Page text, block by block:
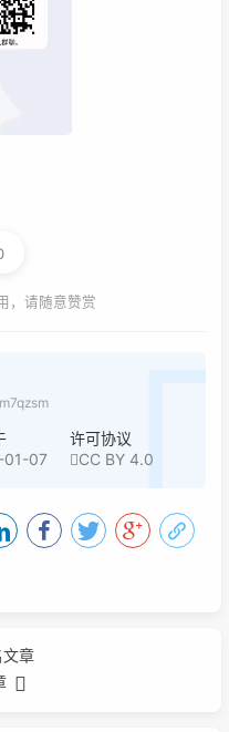
，请随意赞赏
01-07
许可协议
CC BY 4.0
章